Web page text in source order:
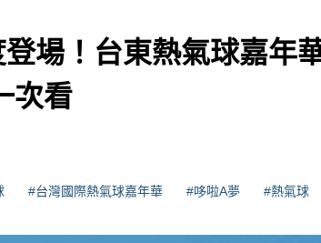
場！台東熱氣球嘉年
次看
#台灣國際熱氣球嘉年華 #哆啦A夢 #熱氣球